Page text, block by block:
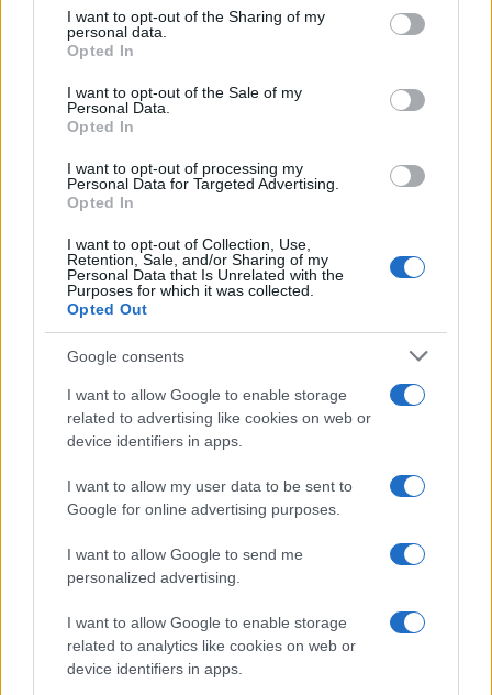
disclose it to other third parties.
Please note that this website/app uses one or more Google
services and may gather and store information including but
not limited to your visit or usage behaviour. You may click to
grant or deny consent to Google and its third-party tags to
consent section.
I want to opt-out of the Sharing of my
personal data.
Opted In
I want to opt-out of the Sale of my
Personal Data.
Opted In
I want to opt-out of processing my
Personal Data for Targeted Advertising.
Opted In
I want to opt-out of Collection, Use,
Retention, Sale, and/or Sharing of my
Personal Data that Is Unrelated with the
Purposes for which it was collected.
Opted Out
Google consents
I want to allow Google to enable storage
related to advertising like cookies on web or
device identifiers in apps.
I want to allow my user data to be sent to
Google for online advertising purposes.
I want to allow Google to send me
personalized advertising.
I want to allow Google to enable storage
related to analytics like cookies on web or
device identifiers in apps.
InvestirMag
Germania
UK
News Hub UK
Lgbtq News
Olanda
Investeren 24